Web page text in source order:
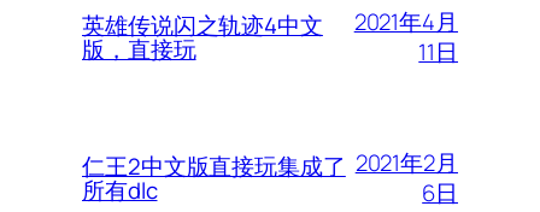
英雄传说闪之轨迹4中文
版，直接玩
2021年4月
11日
仁王2中文版直接玩集成了
所有dlc
2021年2月
6日